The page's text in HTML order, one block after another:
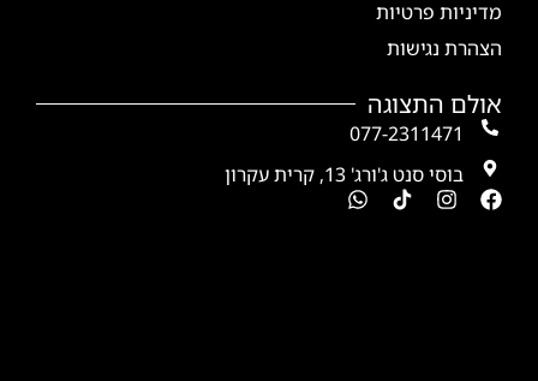
מדיניות פרטיות
הצהרת נגישות
אולם התצוגה
077-2311471
בוסי סנט ג'ורג' 13, קרית עקרון